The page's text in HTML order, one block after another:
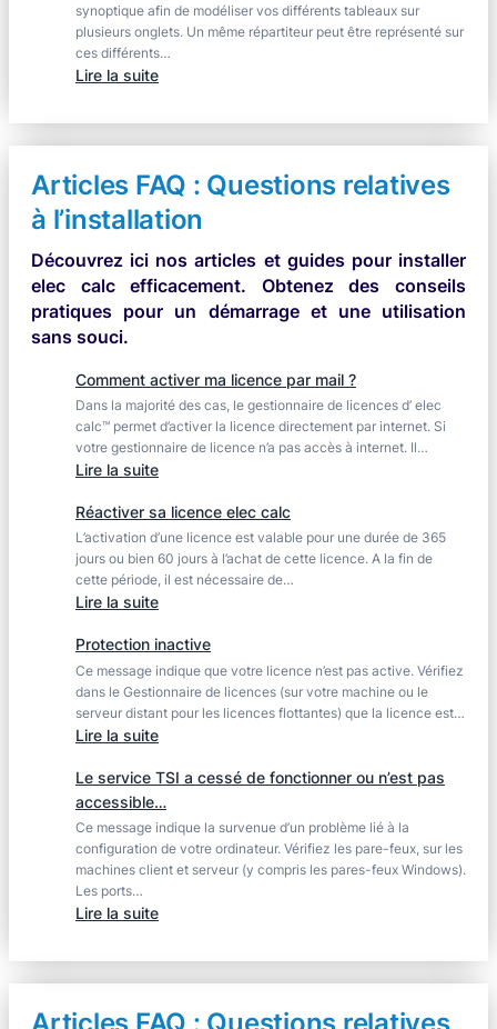
synoptique afin de modéliser vos différents tableaux sur
plusieurs onglets. Un même répartiteur peut être représenté sur
ces différents…
Lire la suite:
un
répartiteur
sur
un
autre
Articles FAQ : Questions relatives
à l’installation
Découvrez ici nos articles et guides pour installer
elec calc efficacement. Obtenez des conseils
pratiques pour un démarrage et une utilisation
sans souci.
Comment activer ma licence par mail ?
Dans la majorité des cas, le gestionnaire de licences d’ elec
calc™ permet d’activer la licence directement par internet. Si
votre gestionnaire de licence n’a pas accès à internet. Il…
Lire la suite:
activer
ma
licence
par
mail
?
Réactiver sa licence elec calc
L’activation d’une licence est valable pour une durée de 365
jours ou bien 60 jours à l’achat de cette licence. A la fin de
cette période, il est nécessaire de…
Lire la suite:
sa
licence
elec
calc
Protection inactive
Ce message indique que votre licence n’est pas active. Vérifiez
dans le Gestionnaire de licences (sur votre machine ou le
serveur distant pour les licences flottantes) que la licence est…
Lire la suite:
inactive
Le service TSI a cessé de fonctionner ou n’est pas
accessible…
Ce message indique la survenue d’un problème lié à la
configuration de votre ordinateur. Vérifiez les pare-feux, sur les
machines client et serveur (y compris les pares-feux Windows).
Les ports…
Lire la suite:
service
TSI
a